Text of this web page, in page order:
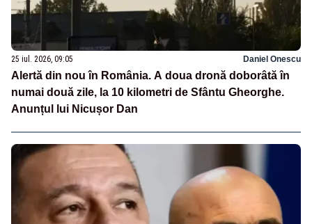
25 iul. 2026, 09:05 Daniel Onescu
Alertă din nou în România. A doua dronă doborâtă în
numai două zile, la 10 kilometri de Sfântu Gheorghe.
Anunțul lui Nicușor Dan